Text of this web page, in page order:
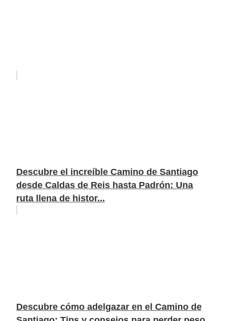
Descubre el increíble Camino de Santiago
desde Caldas de Reis hasta Padrón: Una
ruta llena de histor...
Descubre cómo adelgazar en el Camino de